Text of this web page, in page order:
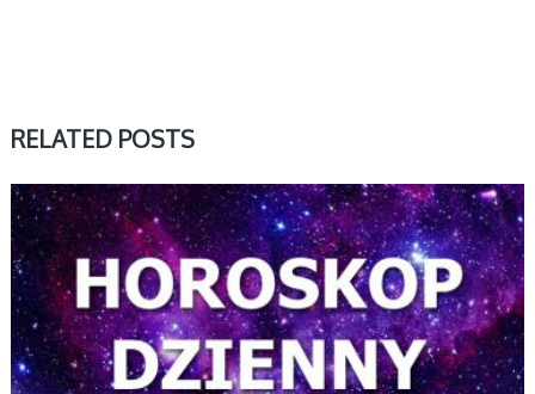
RELATED POSTS
DZIENNY